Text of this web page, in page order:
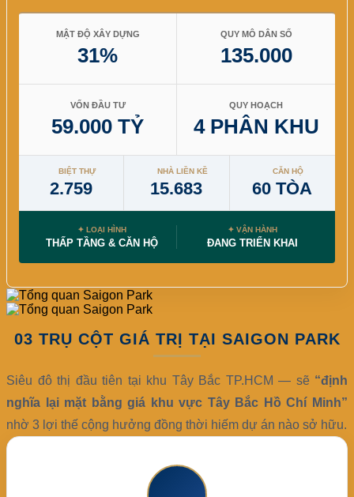
Vinhomes
SaiGon
MẬT ĐỘ XÂY DỰNG
31%
QUY MÔ DÂN SỐ
135.000
VỐN ĐẦU TƯ
59.000 TỶ
QUY HOẠCH
4 PHÂN KHU
BIỆT THỰ
2.759
NHÀ LIỀN KỀ
15.683
CĂN HỘ
60 TÒA
✦ LOẠI HÌNH
THẤP TẦNG & CĂN HỘ
✦ VẬN HÀNH
ĐANG TRIỂN KHAI
03 TRỤ CỘT GIÁ TRỊ TẠI SAIGON PARK
Siêu đô thị đầu tiên tại khu Tây Bắc TP.HCM — sẽ “định
nghĩa lại mặt bằng giá khu vực Tây Bắc Hồ Chí Minh”
nhờ 3 lợi thế cộng hưởng đồng thời hiếm dự án nào sở hữu.